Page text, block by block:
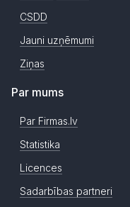
CSDD
Jauni uzņēmumi
Ziņas
Par mums
Par Firmas.lv
Statistika
Licences
Sadarbības partneri